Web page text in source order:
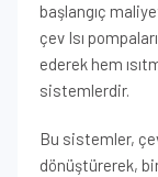
başlangıç
çev Isı
ederek hem
sistemlerdir.
Bu sistemler,
dönüştürerek,